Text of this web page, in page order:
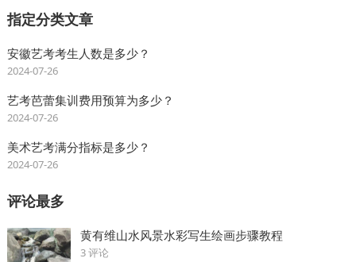
指定分类文章
安徽艺考考生人数是多少？
2024-07-26
艺考芭蕾集训费用预算为多少？
2024-07-26
美术艺考满分指标是多少？
2024-07-26
评论最多
黄有维山水风景水彩写生绘画步骤教程
3 评论